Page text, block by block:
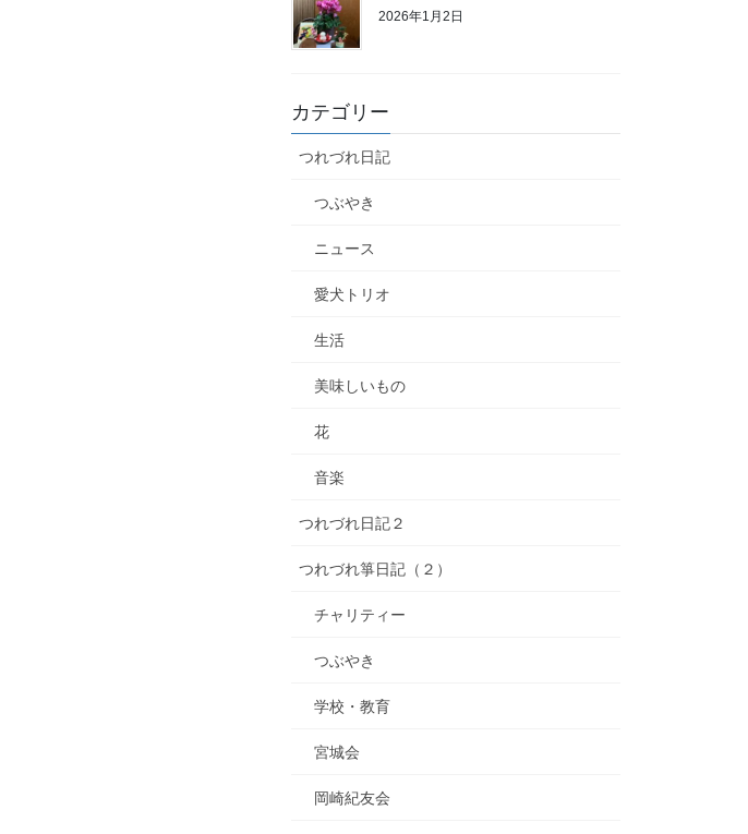
2026年1月2日
カテゴリー
つれづれ日記
つぶやき
ニュース
愛犬トリオ
生活
美味しいもの
花
音楽
つれづれ日記２
つれづれ箏日記（２）
チャリティー
つぶやき
学校・教育
宮城会
岡崎紀友会